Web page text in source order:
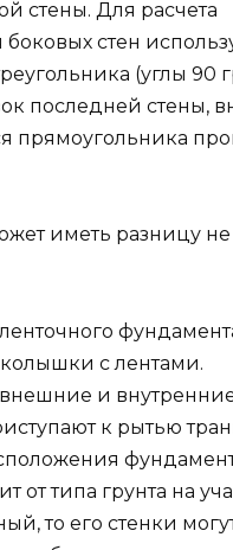
стены. Для расчета
стен
(углы 90
последней стены,
прямоугольника
иметь разницу не
с лентами.
и
к рытью
от типа грунта на
то его стенки